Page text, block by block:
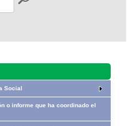
Social
o informe que ha coordinado el